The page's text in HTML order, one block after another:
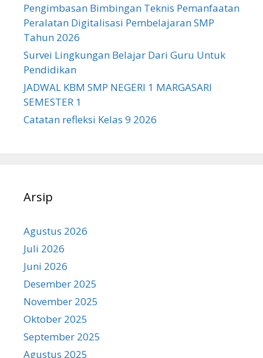
Pengimbasan Bimbingan Teknis Pemanfaatan
Peralatan Digitalisasi Pembelajaran SMP
Tahun 2026
Survei Lingkungan Belajar Dari Guru Untuk
Pendidikan
JADWAL KBM SMP NEGERI 1 MARGASARI
SEMESTER 1
Catatan refleksi Kelas 9 2026
Arsip
Agustus 2026
Juli 2026
Juni 2026
Desember 2025
November 2025
Oktober 2025
September 2025
Agustus 2025